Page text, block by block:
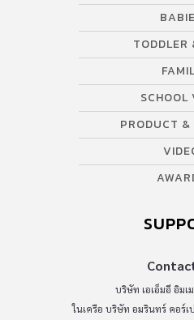
TODDLER
SCHOOL
PRODUCT &
บริษัท เอเอ็มอี อิม
ในเครือ บริษัท อมรินทร์ คอร์